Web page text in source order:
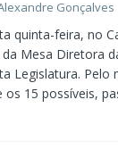
Rádio e na TV
Gonçalves
quinta-feira, no
Mesa Diretora
Legislatura. Pelo
15 possíveis,